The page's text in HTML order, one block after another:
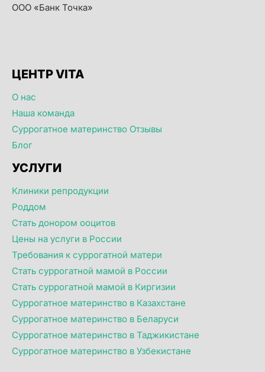
ООО «Банк Точка»
ЦЕНТР VITA
О нас
Наша команда
Суррогатное материнство Отзывы
Блог
УСЛУГИ
Клиники репродукции
Роддом
Стать донором ооцитов
Цены на услуги в России
Требования к суррогатной матери
Стать суррогатной мамой в России
Стать суррогатной мамой в Киргизии
Суррогатное материнство в Казахстане
Суррогатное материнство в Беларуси
Суррогатное материнство в Таджикистане
Суррогатное материнство в Узбекистане